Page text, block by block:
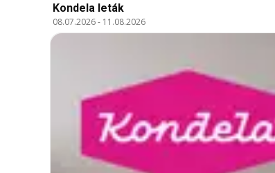
Kondela leták
08.07.2026- 11.08.2026